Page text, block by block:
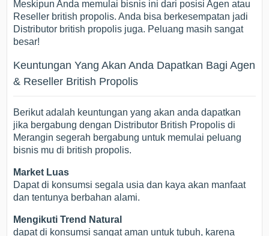
Meskipun Anda memulai bisnis ini dari posisi Agen atau
Reseller british propolis. Anda bisa berkesempatan jadi
Distributor british propolis juga. Peluang masih sangat
besar!
Keuntungan Yang Akan Anda Dapatkan Bagi Agen
& Reseller British Propolis
Berikut adalah keuntungan yang akan anda dapatkan
jika bergabung dengan Distributor British Propolis di
Merangin segerah bergabung untuk memulai peluang
bisnis mu di british propolis.
Market Luas
Dapat di konsumsi segala usia dan kaya akan manfaat
dan tentunya berbahan alami.
Mengikuti Trend Natural
dapat di konsumsi sangat aman untuk tubuh, karena